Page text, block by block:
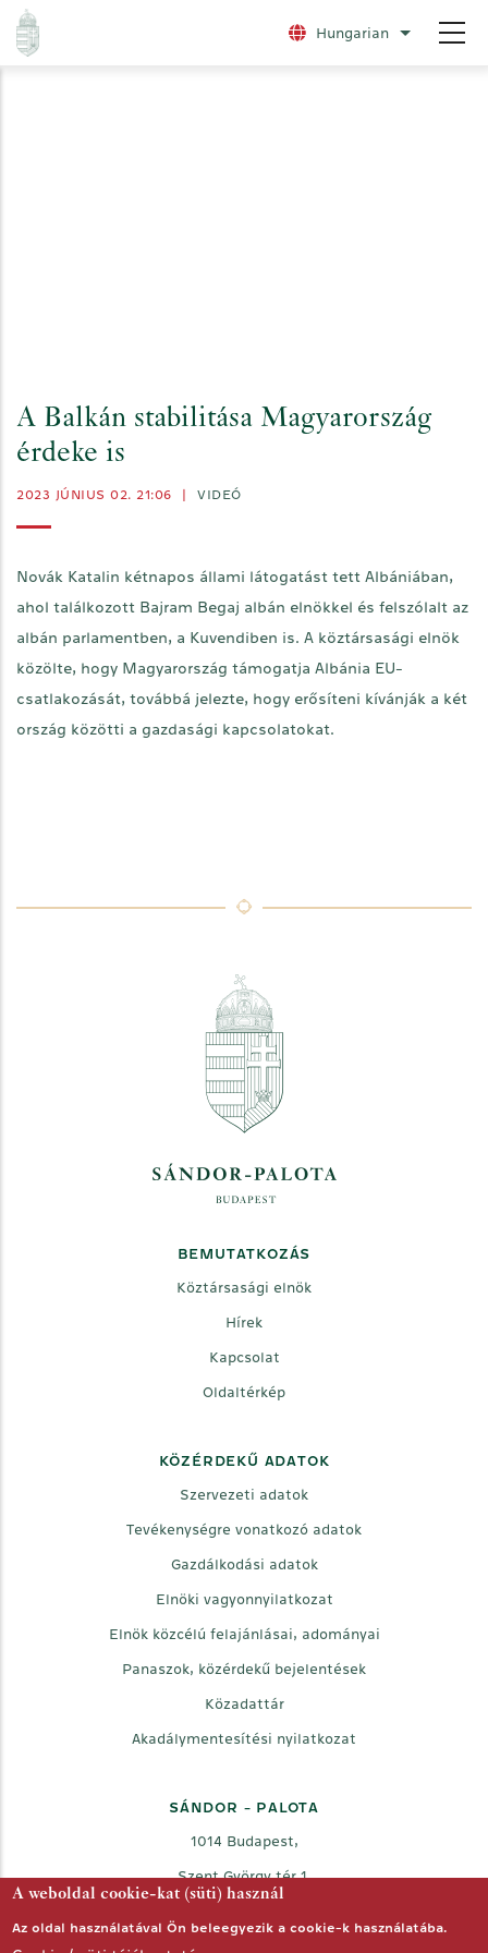
A weboldal cookie-kat (süti) használ
Az oldal használatával Ön beleegyezik a cookie-k használatába.
Ugrás
Hungarian További
A Balkán stabilitása Magyarország
érdeke is
2023 JÚNIUS 02. 21:06 VIDEÓ
Novák Katalin kétnapos állami látogatást tett Albániában,
ahol találkozott Bajram Begaj albán elnökkel és felszólalt az
albán parlamentben, a Kuvendiben is. A köztársasági elnök
közölte, hogy Magyarország támogatja Albánia EU-
csatlakozását, továbbá jelezte, hogy erősíteni kívánják a két
ország közötti a gazdasági kapcsolatokat.
BEMUTATKOZÁS
Köztársasági elnök
Hírek
Kapcsolat
Oldaltérkép
KÖZÉRDEKŰ ADATOK
Szervezeti adatok
Tevékenységre vonatkozó adatok
Gazdálkodási adatok
Elnöki vagyonnyilatkozat
Elnök közcélú felajánlásai, adományai
Panaszok, közérdekű bejelentések
Közadattár
Akadálymentesítési nyilatkozat
SÁNDOR - PALOTA
1014 Budapest,
Szent György tér 1.
FacebookTwitter Youtube